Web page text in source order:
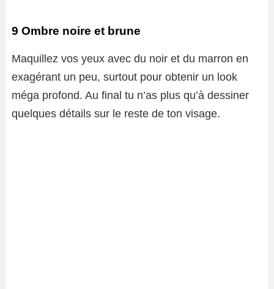
9 Ombre noire et brune
Maquillez vos yeux avec du noir et du marron en
exagérant un peu, surtout pour obtenir un look
méga profond. Au final tu n’as plus qu’à dessiner
quelques détails sur le reste de ton visage.